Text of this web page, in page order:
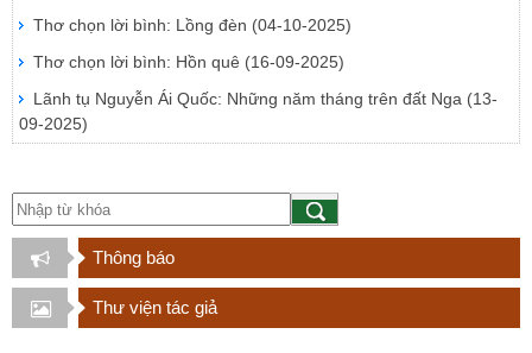
Thơ chọn lời bình: Lồng đèn (04-10-2025)
Thơ chọn lời bình: Hồn quê (16-09-2025)
Lãnh tụ Nguyễn Ái Quốc: Những năm tháng trên đất Nga (13-
09-2025)
Thông báo
Thư viện tác giả